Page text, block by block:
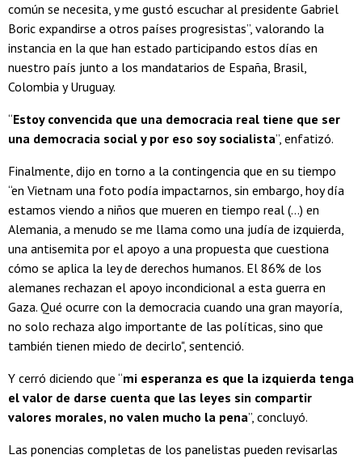
común se necesita, y me gustó escuchar al presidente Gabriel
Boric expandirse a otros países progresistas”, valorando la
instancia en la que han estado participando estos días en
nuestro país junto a los mandatarios de España, Brasil,
Colombia y Uruguay.
“Estoy convencida que una democracia real tiene que ser
una democracia social y por eso soy socialista”, enfatizó.
Finalmente, dijo en torno a la contingencia que en su tiempo
“en Vietnam una foto podía impactarnos, sin embargo, hoy día
estamos viendo a niños que mueren en tiempo real (...) en
Alemania, a menudo se me llama como una judía de izquierda,
una antisemita por el apoyo a una propuesta que cuestiona
cómo se aplica la ley de derechos humanos. El 86% de los
alemanes rechazan el apoyo incondicional a esta guerra en
Gaza. Qué ocurre con la democracia cuando una gran mayoría,
no solo rechaza algo importante de las políticas, sino que
también tienen miedo de decirlo", sentenció.
Y cerró diciendo que “mi esperanza es que la izquierda tenga
el valor de darse cuenta que las leyes sin compartir
valores morales, no valen mucho la pena”, concluyó.
Las ponencias completas de los panelistas pueden revisarlas